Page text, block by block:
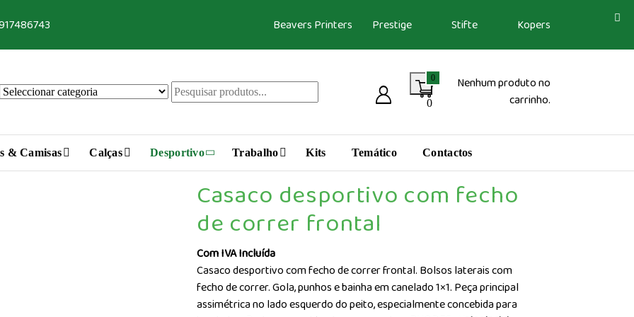
Beavers Printers Prestige Stifte Kopers
0
0
Nenhum produto no
carrinho.
& Camisas Calças Desportivo Trabalho Kits Temático Contactos
Casaco desportivo com fecho
de correr frontal
Com IVA Incluída
Casaco desportivo com fecho de correr frontal. Bolsos laterais com
fecho de correr. Gola, punhos e bainha em canelado 1×1. Peça principal
assimétrica no lado esquerdo do peito, especialmente concebida para